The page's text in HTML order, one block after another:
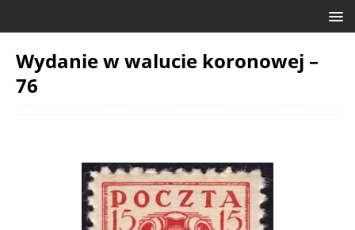
Wydanie w walucie koronowej –
76